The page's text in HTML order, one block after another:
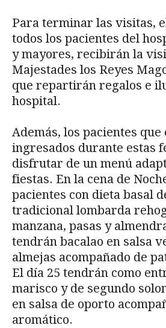
Para terminar las visitas,
todos los pacientes del
y mayores, recibirán la
Majestades los Reyes
que repartirán regalos e
hospital.
Además, los pacientes que
ingresados durante estas
disfrutar de un menú
fiestas. En la cena de
pacientes con dieta basal
tradicional lombarda
manzana, pasas y
tendrán bacalao en salsa
almejas acompañado de
El día 25 tendrán como
marisco y de segundo
en salsa de oporto
aromático.